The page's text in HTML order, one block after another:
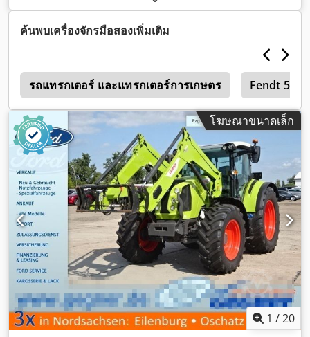
ประเภทเกียร์:อื่นๆ, ความเร็วสูงสุด:50 กม./ชม., การลงทะเบียน
ครั้งแรก:08/2026, ตรวจสอบครั้งถัดไป (TÜV):
, ความยาวทั้งหมด:
7,593 มม, หมายเลขเครื่องจักร/ยานพาหนะ:
WCLT7830078300894, อุปกรณ์:รถตักด้านหน้า, ห้องโดยสาร,
เครื่องปรับอากาศ, เพาเวอร์เทคออฟด้านหน้า, ไฟส่องสว่าง, ไฟ
หน้าเพิ่มเติม, ไฮดรอลิก,
ค้นพบเครื่องจักรมือสองเพิ่มเติม
รถแทรกเตอร์ และแทรกเตอร์การเกษตร Fendt 512
โฆษณาขนาดเล็ก
1 /20